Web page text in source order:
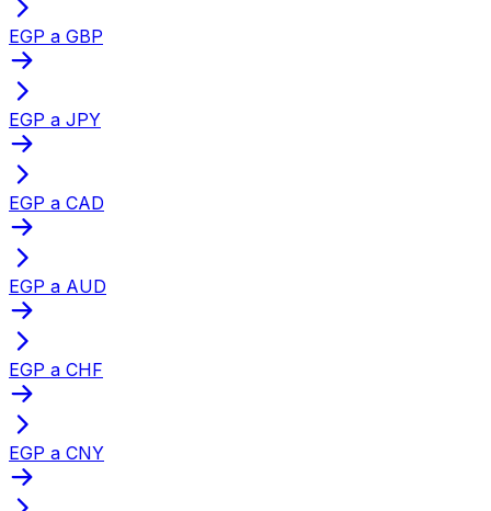
EGP a GBP
EGP a JPY
EGP a CAD
EGP a AUD
EGP a CHF
EGP a CNY